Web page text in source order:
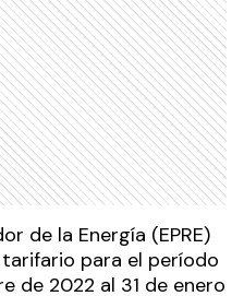
de la Energía (EPRE)
para el período
de 2022 al 31 de enero